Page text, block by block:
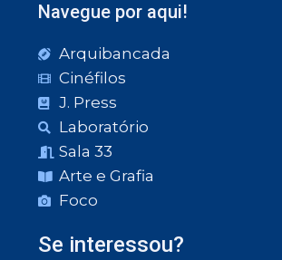
Navegue por aqui!
Arquibancada
Cinéfilos
J. Press
Laboratório
Sala 33
Arte e Grafia
Foco
Se interessou?